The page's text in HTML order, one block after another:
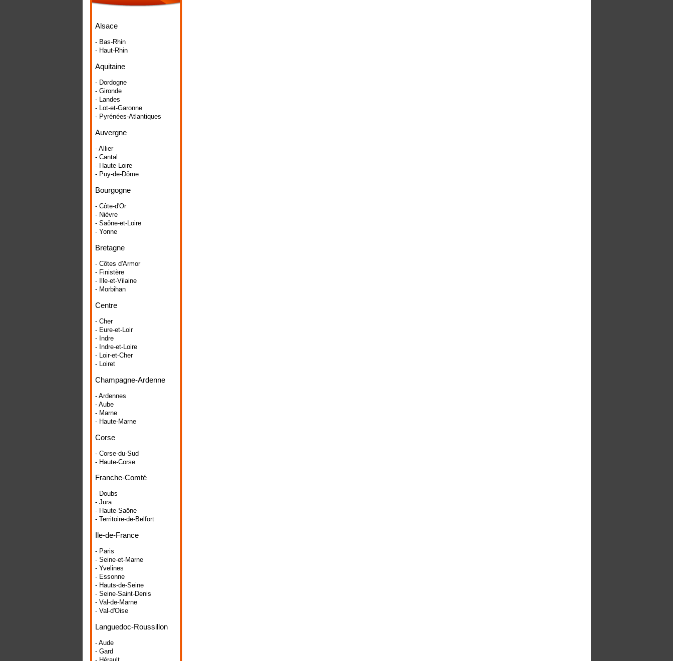
Alsace
- Bas-Rhin
- Haut-Rhin
Aquitaine
- Dordogne
- Gironde
- Landes
- Lot-et-Garonne
- Pyrénées-Atlantiques
Auvergne
- Allier
- Cantal
- Haute-Loire
- Puy-de-Dôme
Bourgogne
- Côte-d'Or
- Nièvre
- Saône-et-Loire
- Yonne
Bretagne
- Côtes d'Armor
- Finistère
- Ille-et-Vilaine
- Morbihan
Centre
- Cher
- Eure-et-Loir
- Indre
- Indre-et-Loire
- Loir-et-Cher
- Loiret
Champagne-Ardenne
- Ardennes
- Aube
- Marne
- Haute-Marne
Corse
- Corse-du-Sud
- Haute-Corse
Franche-Comté
- Doubs
- Jura
- Haute-Saône
- Territoire-de-Belfort
Ile-de-France
- Paris
- Seine-et-Marne
- Yvelines
- Essonne
- Hauts-de-Seine
- Seine-Saint-Denis
- Val-de-Marne
- Val-d'Oise
Languedoc-Roussillon
- Aude
- Gard